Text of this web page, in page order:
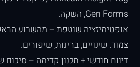
Gen Forms, השקה.
אופטימיזציה שוטפת – מהשבוע
צמוד. שינויים, בחינות, שיפורים.
דיווח חודשי + תכנון קדימה –